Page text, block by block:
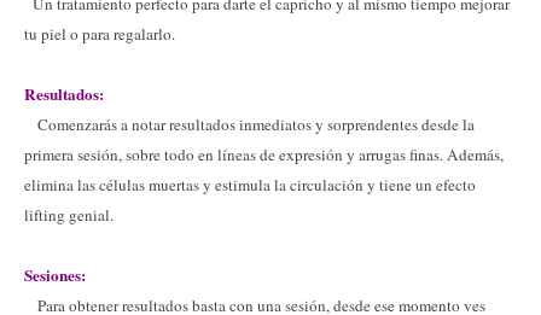
tu piel o para regalarlo.
Resultados:
Comenzarás a notar resultados inmediatos y sorprendentes desde la
primera sesión, sobre todo en líneas de expresión y arrugas finas. Además,
elimina las células muertas y estimula la circulación y tiene un efecto
lifting genial.
Sesiones:
Para obtener resultados basta con una sesión, desde ese momento ves